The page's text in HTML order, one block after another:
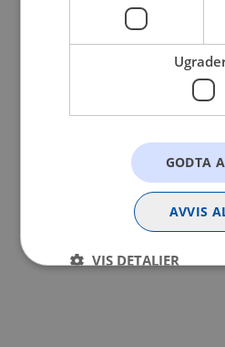
GODTA
AVVIS
VIS DETALJER